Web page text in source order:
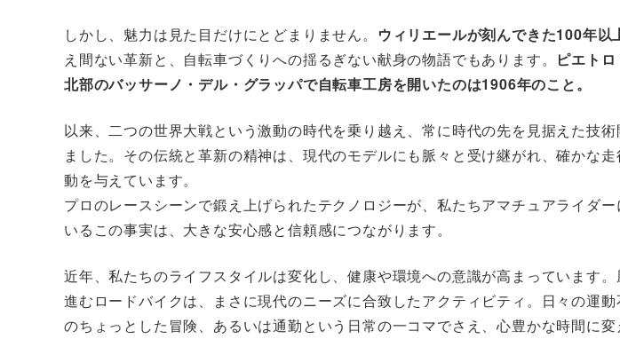
しかし、魅力は見た目だけにとどまりません。 ウィリエールが刻んできた100年以
え間ない革新と、自転車づくりへの揺るぎない献身の物語でもあります。
ピエト
北部のバッサーノ・デル・グラッパで自転車工房を開いたのは1906年のこと。
以来、二つの世界大戦という激動の時代を乗り越え、常に時代の先を見据えた技
ました。その伝統と革新の精神は、現代のモデルにも脈々と受け継がれ、確かな
動を与えています。
プロのレースシーンで鍛え上げられたテクノロジーが、私たちアマチュアライダ
いるこの事実は、大きな安心感と信頼感につながります。
近年、私たちのライフスタイルは変化し、健康や環境への意識が高まっています
進むロードバイクは、まさに現代のニーズに合致したアクティビティ。日々の運
のちょっとした冒険、あるいは通勤という日常の一コマでさえ、心豊かな時間に